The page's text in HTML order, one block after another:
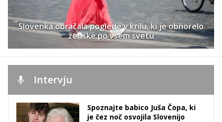
Slovenka obračala poglede v krilu, ki je obnorelo
ženske po vsem svetu
Intervju
Spoznajte babico Juša Čopa, ki
je čez noč osvojila Slovenijo